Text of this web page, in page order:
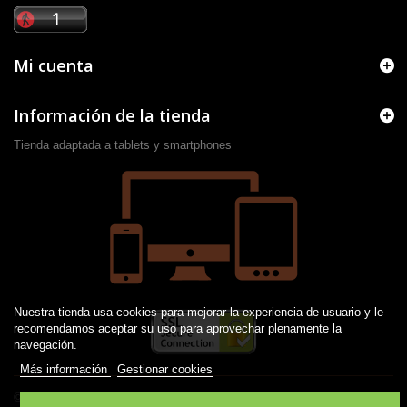
Nuestra tienda usa cookies para mejorar la experiencia de usuario y le
recomendamos aceptar su uso para aprovechar plenamente la
navegación.
Más información
Gestionar cookies
Mi cuenta
Información de la tienda
Tienda adaptada a tablets y smartphones